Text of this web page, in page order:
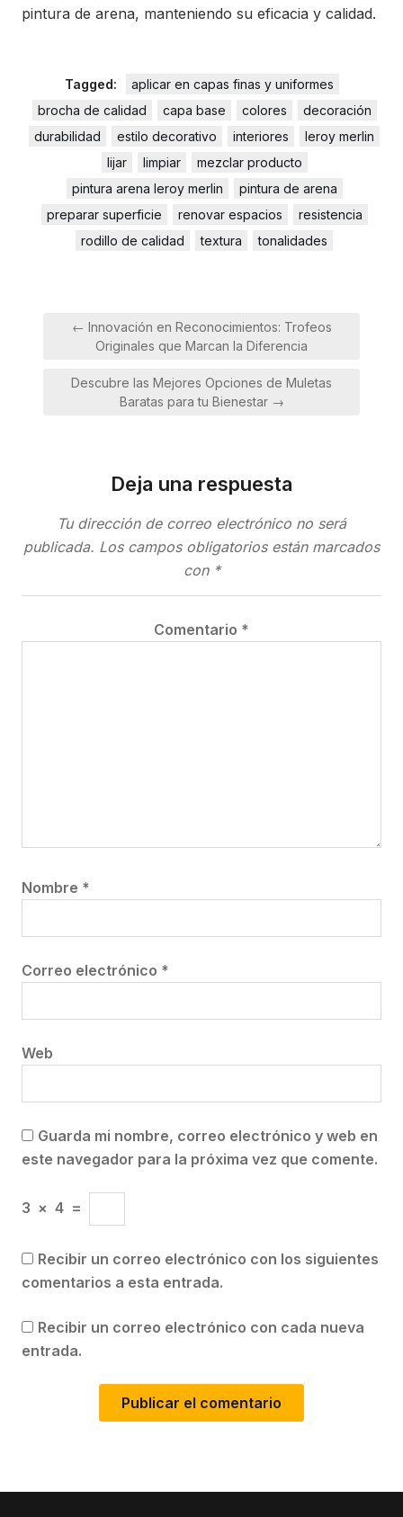
pintura de arena, manteniendo su eficacia y calidad.
Tagged:
aplicar en capas finas y uniformes
brocha de calidad
capa base colores
decoración
durabilidad
estilo decorativo interiores
leroy merlin
lijar
limpiar
mezclar producto
pintura arena leroy merlin
pintura de arena
preparar superficie
renovar espacios
resistencia
rodillo de calidad
textura tonalidades
Navegación
← Innovación en Reconocimientos: Trofeos
Originales que Marcan la Diferencia
Descubre las Mejores Opciones de Muletas
Baratas para tu Bienestar →
Deja una respuesta
Tu dirección de correo electrónico no será
publicada. Los campos obligatorios están marcados
con *
Comentario *
Nombre *
Correo electrónico *
Web
Guarda mi nombre, correo electrónico y web en
este navegador para la próxima vez que comente.
3 × 4 =
Recibir un correo electrónico con los siguientes
comentarios a esta entrada.
Recibir un correo electrónico con cada nueva
entrada.